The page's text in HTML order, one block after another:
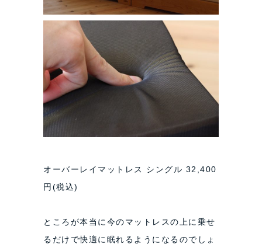
オーバーレイマットレス シングル 32,400
円(税込)
ところが本当に今のマットレスの上に乗せ
るだけで快適に眠れるようになるのでしょ